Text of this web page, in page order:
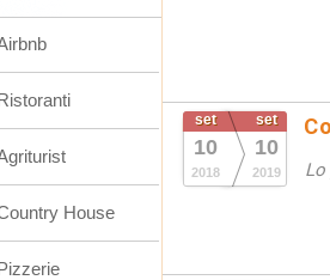
set
10
2018
set
10
2019 Lo
House